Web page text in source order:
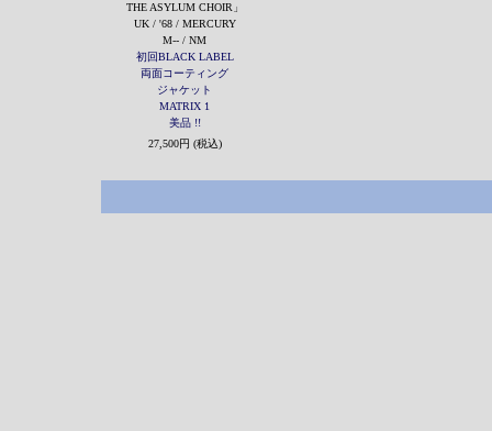
THE ASYLUM CHOIR」
UK / '68 / MERCURY
M-- / NM
初回BLACK LABEL
両面コーティング
ジャケット
MATRIX 1
美品 !!
27,500円 (税込)